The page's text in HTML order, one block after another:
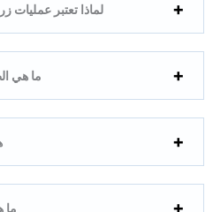
لماذا تعتبر عمليات
ما هي
ما